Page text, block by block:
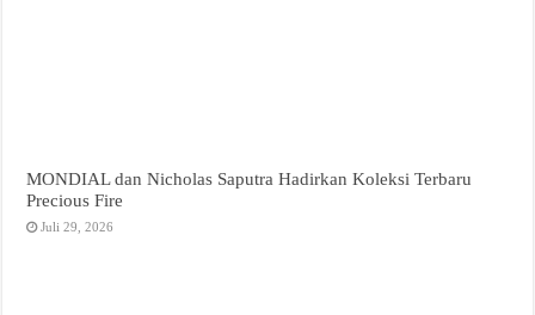
MONDIAL dan Nicholas Saputra Hadirkan Koleksi Terbaru
Precious Fire
Juli 29, 2026